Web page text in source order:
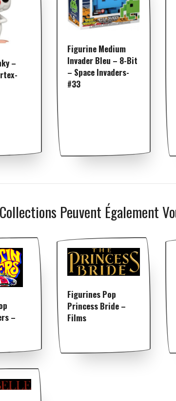
–
Figurine Medium
Invader Bleu – 8-Bit
– Space Invaders-
#33
Peuvent Également
–
Figurines Pop
Princess Bride –
Films